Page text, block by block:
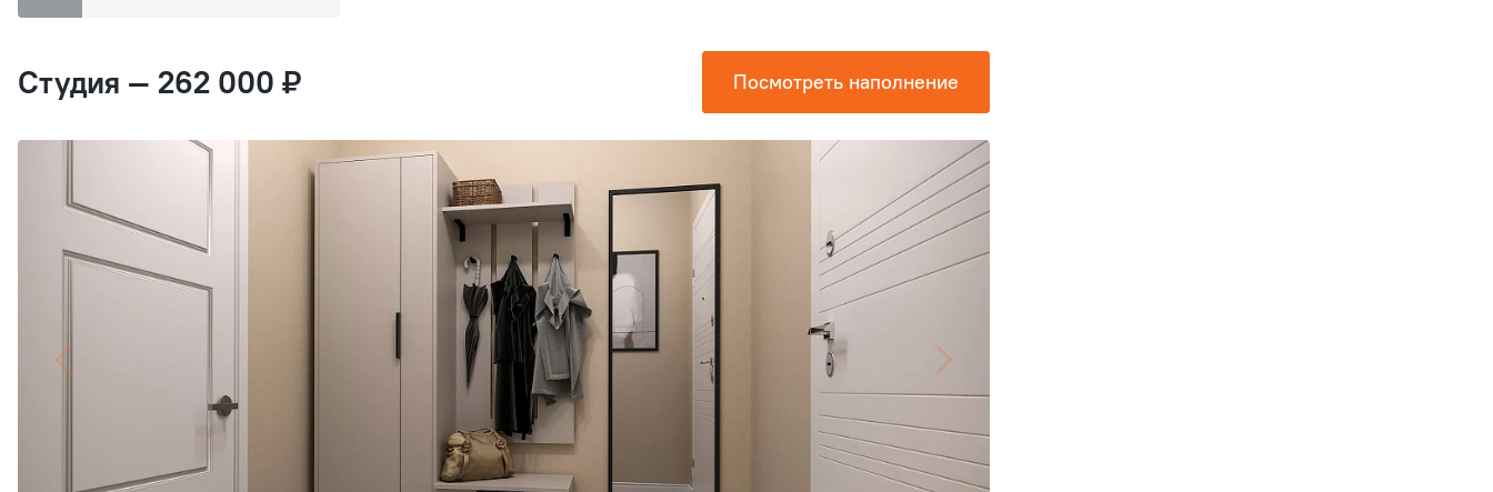
Студия — 262 000 ₽ Посмотреть наполнение